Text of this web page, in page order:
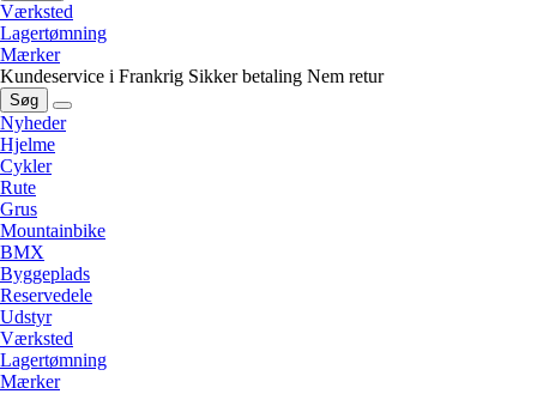
Værksted
Lagertømning
Mærker
Kundeservice i Frankrig Sikker betaling Nem retur
Søg
Nyheder
Hjelme
Cykler
Rute
Grus
Mountainbike
BMX
Byggeplads
Reservedele
Udstyr
Værksted
Lagertømning
Mærker